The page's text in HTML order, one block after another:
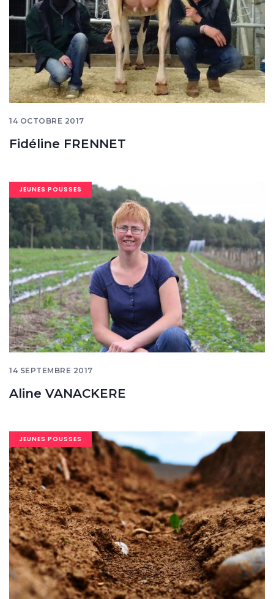
14 OCTOBRE 2017
Fidéline FRENNET
JEUNES POUSSES
Image
banner
14 SEPTEMBRE 2017
Aline VANACKERE
JEUNES POUSSES
Image
banner